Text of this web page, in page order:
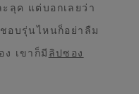
ลุค แต่บอกเลยว่า
อบรุ่นไหนก็อย่าลืม
เขาก็มี ลิปซอง